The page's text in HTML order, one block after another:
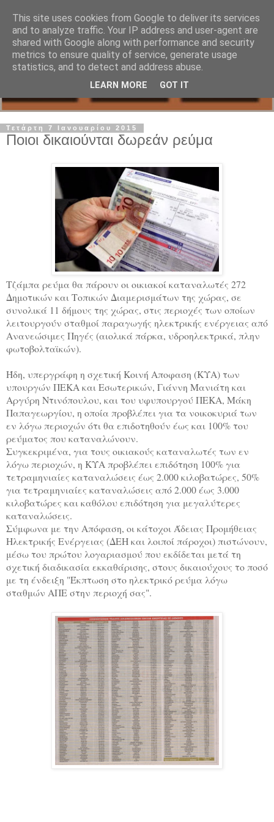
Τετάρτη 7 Ιανουαρίου 2015
Ποιοι δικαιούνται δωρεάν ρεύμα
Τζάμπα ρεύμα θα πάρουν οι οικιακοί καταναλωτές 272
Δημοτικών και Τοπικών Διαμερισμάτων της χώρας, σε
συνολικά 11 δήμους της χώρας, στις περιοχές των οποίων
λειτουργούν σταθμοί παραγωγής ηλεκτρικής ενέργειας από
Ανανεώσιμες Πηγές (αιολικά πάρκα, υδροηλεκτρικά, πλην
φωτοβολταϊκών).
Ήδη, υπεργράφη η σχετική Κοινή Αποφαση (ΚΥΑ) των
υπουργών ΠΕΚΑ και Εσωτερικών, Γιάννη Μανιάτη και
Αργύρη Ντινόπουλου, και του υφυπουργού ΠΕΚΑ, Μάκη
Παπαγεωργίου, η οποία προβλέπει για τα νοικοκυριά των
εν λόγω περιοχών ότι θα επιδοτηθούν έως και 100% του
ρεύματος που καταναλώνουν.
Συγκεκριμένα, για τους οικιακούς καταναλωτές των εν
λόγω περιοχών, η ΚΥΑ προβλέπει επιδότηση 100% για
τετραμηνιαίες καταναλώσεις έως 2.000 κιλοβατώρες, 50%
για τετραμηνιαίες καταναλώσεις από 2.000 έως 3.000
κιλοβατώρες και καθόλου επιδότηση για μεγαλύτερες
καταναλώσεις.
Σύμφωνα με την Απόφαση, οι κάτοχοι Άδειας Προμήθειας
Ηλεκτρικής Ενέργειας (ΔΕΗ και λοιποί πάροχοι) πιστώνουν,
μέσω του πρώτου λογαριασμού που εκδίδεται μετά τη
σχετική διαδικασία εκκαθάρισης, στους δικαιούχους το ποσό
με τη ένδειξη "Έκπτωση στο ηλεκτρικό ρεύμα λόγω
σταθμών ΑΠΕ στην περιοχή σας".
This site uses cookies from Google to deliver its services
and to analyze traffic. Your IP address and user-agent are
shared with Google along with performance and security
metrics to ensure quality of service, generate usage
statistics, and to detect and address abuse.
LEARN MORE GOT IT